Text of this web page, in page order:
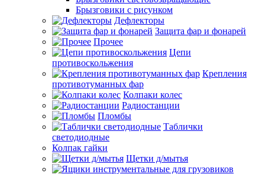
Брызговики с рисунком
Дефлекторы
Защита фар и фонарей
Прочее
Цепи
противоскольжения
Крепления
противотуманных фар
Колпаки колес
Радиостанции
Пломбы
Таблички
светодиодные
Колпак гайки
Щетки д/мытья